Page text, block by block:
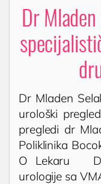
O nama
Zakažite
Zakažite
Cenovnik
Dr
Dr Mladen
urološki
pregledi dr
Poliklinika
O Lekaru Dr
urologije sa